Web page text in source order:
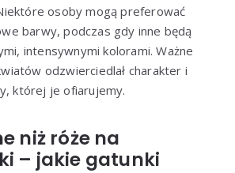
osoby mogą preferować
barwy, podczas gdy inne będą
intensywnymi kolorami. Ważne
odzwierciedlał charakter i
której je ofiarujemy.
niż róże na
– jakie gatunki